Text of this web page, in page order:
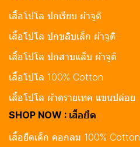
เสื้อโปโล ปกเรียบ ผ้าจูติ
เสื้อโปโล ปกขลิบเล็ก ผ้าจูติ
เสื้อโปโล ปกสาบแล็บ ผ้าจูติ
เสื้อโปโล 100% Cotton
เสื้อโปโล ผ้าดรายเทค แขนปล่อย
SHOP NOW : เสื้อยืด
เสื้อยืดเด็ก คอกลม 100% Cotton